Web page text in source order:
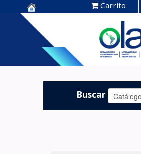
Centro de
Documentación
OLADE -
Carrito
Buscar